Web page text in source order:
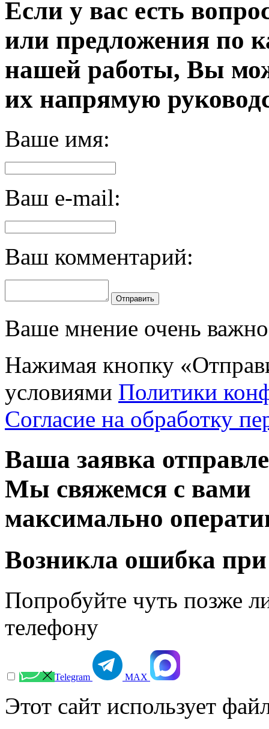
Если у вас есть
или предложения по
нашей работы, Вы
их напрямую
Ваше имя:
Ваш e-mail:
Ваш комментарий:
Отправить
Ваше мнение очень
Нажимая кнопку
условиями Политики
Согласие на обработку
Ваша заявка
Мы свяжемся с вами
максимально
Возникла ошибка при
Попробуйте чуть позже
телефону
Telegram МАХ
Этот сайт использует